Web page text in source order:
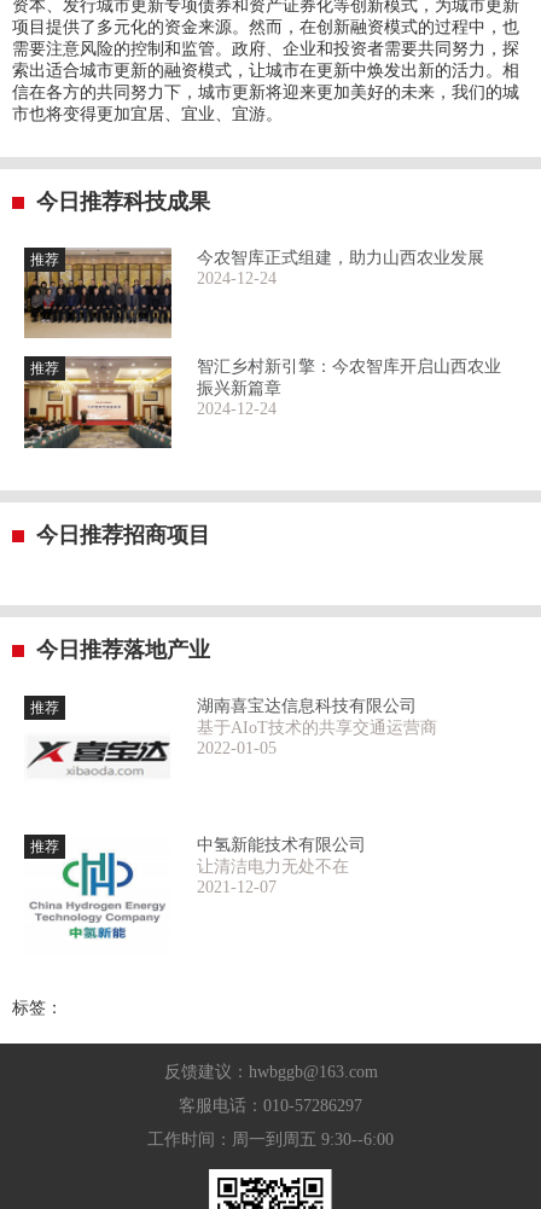
资本、发行城市更新专项债券和资产证券化等创新模式，为城市更新
项目提供了多元化的资金来源。然而，在创新融资模式的过程中，也
需要注意风险的控制和监管。政府、企业和投资者需要共同努力，探
索出适合城市更新的融资模式，让城市在更新中焕发出新的活力。相
信在各方的共同努力下，城市更新将迎来更加美好的未来，我们的城
市也将变得更加宜居、宜业、宜游。
今日推荐科技成果
推荐
今农智库正式组建，助力山西农业发展
2024-12-24
推荐
智汇乡村新引擎：今农智库开启山西农业
振兴新篇章
2024-12-24
今日推荐招商项目
今日推荐落地产业
推荐
湖南喜宝达信息科技有限公司
基于AIoT技术的共享交通运营商
2022-01-05
推荐
中氢新能技术有限公司
让清洁电力无处不在
2021-12-07
标签：
反馈建议：hwbggb@163.com
客服电话：010-57286297
工作时间：周一到周五 9:30--6:00